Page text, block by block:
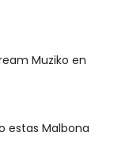
Muziko en
estas Malbona